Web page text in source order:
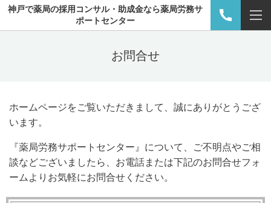
神戸で薬局の採用コンサル・助成金なら薬局労務サ
ポートセンター
お問合せ
ホームページをご覧いただきまして、誠にありがとうござ
います。
『薬局労務サポートセンター』について、ご不明点やご相
談などございましたら、お電話または下記のお問合せフォ
ームよりお気軽にお問合せください。